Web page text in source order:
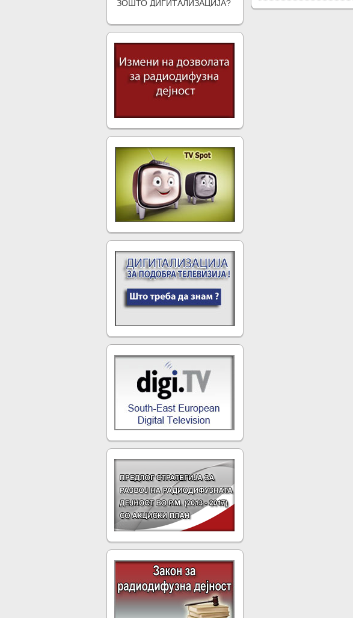
на телевизијата е завршен
или е во тек во повеќето
европски земји. Доколку не
телевизија, Република
Македонија не само што
технолошки ќе заостанува
зад другите земји туку и
соседните земји ќе го
попречува постоечкиот
аналоген сигнал во нашата
земја.
Повеќе...
КОГА ЌЕ СЕ ИСКЛУЧИ
АНАЛОГНИОТ СИГНАЛ?
Со одлука на Владата на
Република Македонија како
краен рок за исклучување на
аналогниот телевизиски
сигнал е определен 31 мај
2013 година. Тоа значи дека
само дигитален сигнал ќе
почне да се емитува веќе
наредниот ден, односно од 1
јуни 2013 година.
аналогни и ќе има само ...
Повеќе...
Програмите ќе се
пренесуваат преку дигитални
терестријални мултиплекси.
Во декември 2012 година,
Советот за радиодифузија
усвои...
Повеќе...
ШТО Е ДИГИТАЛИЗАЦИЈА
НА ТЕЛЕВИЗИЈАТА?
Дигитализацијата на
телевизијата подразбира
производство, пренос и
прием на телевизиски
облик, со користење на
модулација и обработка на
Повеќе...